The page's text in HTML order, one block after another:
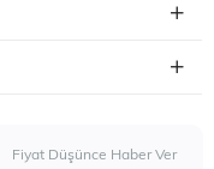
Fiyat Düşünce Haber Ver